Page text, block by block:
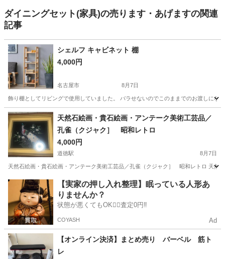
ダイニングセット(家具)の売ります・あげますの関連
記事
シェルフ キャビネット 棚
4,000円
名古屋市 8月7日
飾り棚としてリビングで使用していました。 バラせないのでこのままでのお渡しにな
愛知 名古屋市 収納家具
天然石絵画・貴石絵画・アンテーク美術工芸品／
孔雀（クジャク］ 昭和レトロ
4,000円
道徳駅 8月7日
天然石絵画・貴石絵画・アンテーク美術工芸品／孔雀（クジャク］ 昭和レトロ 天
愛知 名古屋市 道徳駅 その他 貴石
【実家の押し入れ整理】眠っている人形あ
りませんか？
状態が悪くてもOK🙆‍♀️査定0円‼️
COYASH Ad
【オンライン決済】まとめ売り バーベル 筋ト
レ